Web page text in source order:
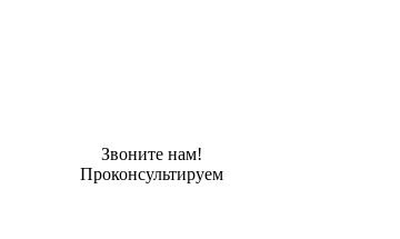
Звоните нам!
Проконсультируем